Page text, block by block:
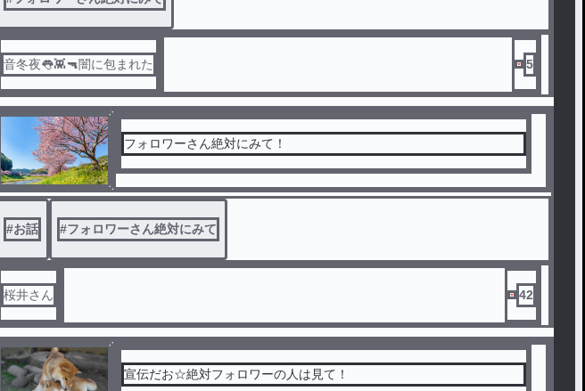
音冬夜👅👾🔫闇に包まれた 5
フォロワーさん絶対にみて！
#お話 #フォロワーさん絶対にみて
桜井さん 42
宣伝だお☆絶対フォロワーの人は見て！